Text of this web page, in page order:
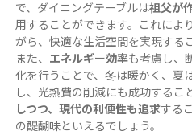
で、ダイニングテーブルは祖父が
用することができます。これによ
がら、快適な生活空間を実現する
また、 エネルギー効率も考慮し、
化を行うことで、冬は暖かく、夏
し、光熱費の削減にも成功するこ
しつつ、現代の利便性も追求する
の醍醐味といえるでしょう。